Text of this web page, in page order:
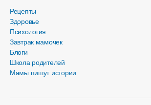
Рецепты
Здоровье
Психология
Завтрак мамочек
Блоги
Школа родителей
Мамы пишут истории